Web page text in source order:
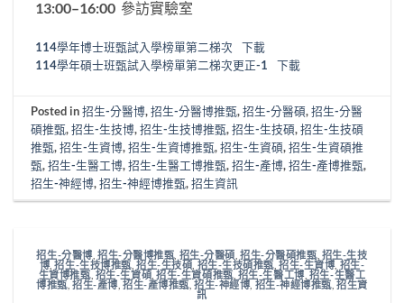
13:00–16:00 參訪實驗室
114學年博士班甄試入學榜單第二梯次
下載
114學年碩士班甄試入學榜單第二梯次更正-1
下載
Posted in招生-分醫博,招生-分醫博推甄,招生-分醫碩,招生-分醫
碩推甄,招生-生技博,招生-生技博推甄,招生-生技碩,招生-生技碩
推甄,招生-生資博,招生-生資博推甄,招生-生資碩,招生-生資碩推
甄,招生-生醫工博,招生-生醫工博推甄,招生-產博,招生-產博推甄,
招生-神經博,招生-神經博推甄,招生資訊
招生-分醫博, 招生-分醫博推甄, 招生-分醫碩 ,招生-分醫碩推甄, 招生-生技
博,招生-生技博推甄, 招生-生技碩 招生-生技碩推甄,招生-生資博, 招生-
生資博推甄, 招生-生資碩 ,招生-生資碩推甄, 招生-生醫工博, 招生-生醫工
博推甄,招生-產博, 招生-產博推甄, 招生-神經博, 招生-神經博推甄,招生資
訊